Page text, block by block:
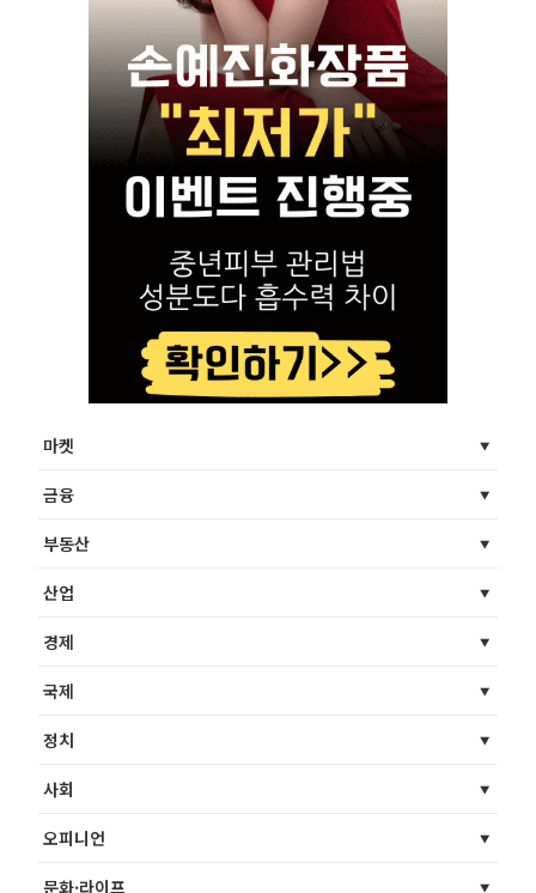
마켓
금융
부동산
산업
경제
국제
정치
사회
오피니언
문화·라이프